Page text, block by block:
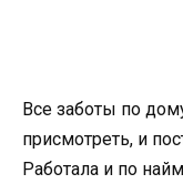
Все заботы по
присмотреть, и
Работала и по